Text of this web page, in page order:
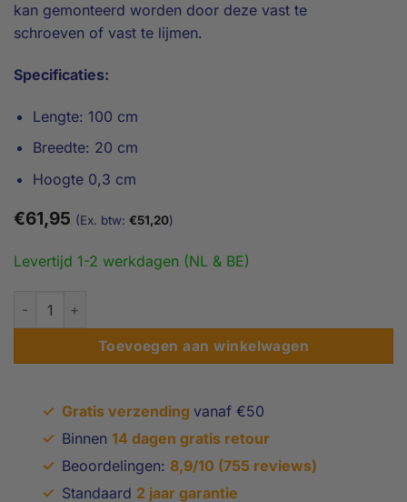
kan gemonteerd worden door deze vast te
schroeven of vast te lijmen.
Specificaties:
Lengte: 100 cm
Breedte: 20 cm
Hoogte 0,3 cm
€61,95 (Ex. btw: €51,20)
Levertijd 1-2 werkdagen (NL & BE)
0,3 x 20 x 100 cm Drempelvervanger, aluminium aantal
Toevoegen aan winkelwagen
✓ Gratis verzending vanaf €50
✓ Binnen 14 dagen gratis retour
✓ Beoordelingen: 8,9/10 (755 reviews)
✓ Standaard 2 jaar garantie